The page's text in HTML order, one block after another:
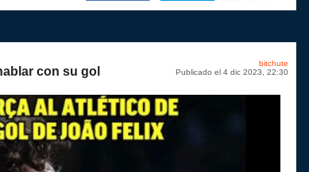
bitchute
Publicado el 4 dic 2023, 22:30
con su gol